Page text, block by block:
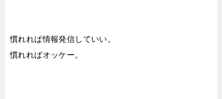
慣れれば情報発信していい。
慣れればオッケー。